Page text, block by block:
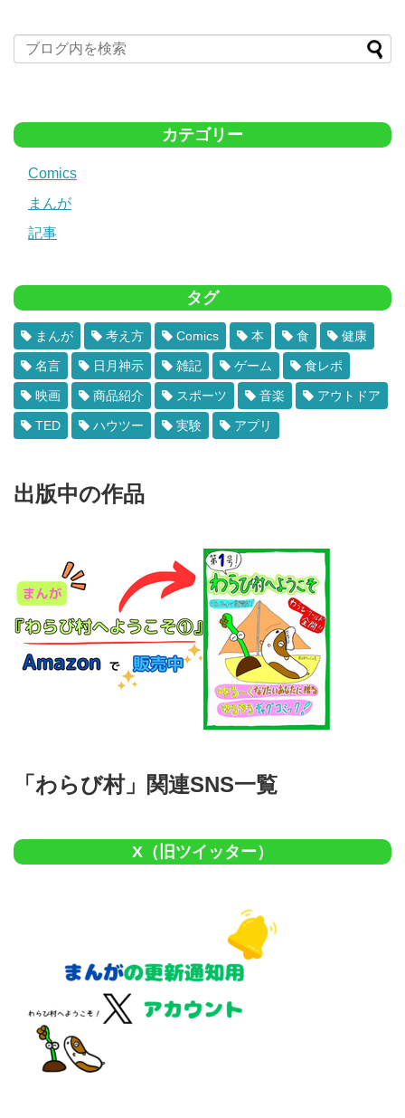
カテゴリー
Comics
まんが
記事
タグ
まんが 考え方 Comics 本 食 健康
名言 日月神示 雑記 ゲーム 食レポ
映画 商品紹介 スポーツ 音楽 アウトドア
TED ハウツー 実験 アプリ
出版中の作品
「わらび村」関連SNS一覧
X（旧ツイッター）